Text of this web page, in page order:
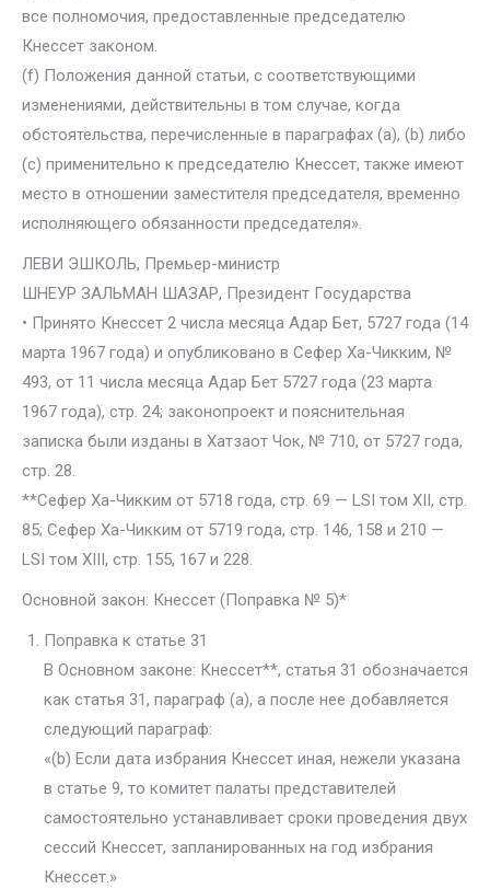
все полномочия, предоставленные председателю
Кнессет законом.
(f) Положения данной статьи, с соответствующими
изменениями, действительны в том случае, когда
обстоятельства, перечисленные в параграфах (a), (b) либо
(c) применительно к председателю Кнессет, также имеют
место в отношении заместителя председателя, временно
исполняющего обязанности председателя».
ЛЕВИ ЭШКОЛЬ, Премьер-министр
ШНЕУР ЗАЛЬМАН ШАЗАР, Президент Государства
• Принято Кнессет 2 числа месяца Адар Бет, 5727 года (14
марта 1967 года) и опубликовано в Сефер Ха-Чикким, №
493, от 11 числа месяца Адар Бет 5727 года (23 марта
1967 года), стр. 24; законопроект и пояснительная
записка были изданы в Хатзаот Чок, № 710, от 5727 года,
стр. 28.
**Сефер Ха-Чикким от 5718 года, стр. 69 — LSI том XII, стр.
85; Сефер Ха-Чикким от 5719 года, стр. 146, 158 и 210 —
LSI том XIII, стр. 155, 167 и 228.
Основной закон: Кнессет (Поправка № 5)*
Поправка к статье 31
В Основном законе: Кнессет**, статья 31 обозначается
как статья 31, параграф (a), а после нее добавляется
следующий параграф:
«(b) Если дата избрания Кнессет иная, нежели указана
в статье 9, то комитет палаты представителей
самостоятельно устанавливает сроки проведения двух
сессий Кнессет, запланированных на год избрания
Кнессет.»